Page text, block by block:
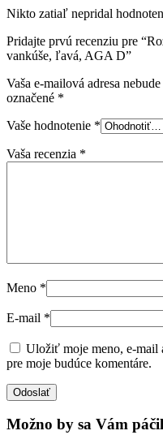
Nikto zatiaľ nepridal
Pridajte prvú recenziu pre
vankúše, ľavá, AGA D”
Vaša e-mailová adresa
označené *
Vaše hodnotenie *
Vaša recenzia *
Meno *
E-mail *
Uložiť moje meno, e-mail
pre moje budúce komentáre.
Možno by sa Vám